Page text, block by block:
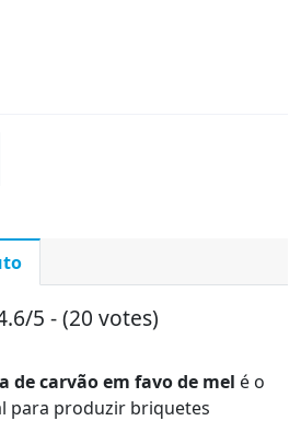
5 - (20 votes)
de carvão em favo de mel é o
para produzir briquetes